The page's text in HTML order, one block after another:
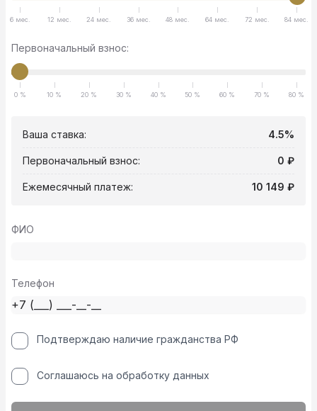
6 мес. 12 мес. 24 мес. 36 мес. 48 мес. 64 мес. 72 мес. 84 мес.
Первоначальный взнос:
0 % 10 % 20 % 30 % 40 % 50 % 60 % 70 % 80 %
Ваша ставка: 4.5%
Первоначальный взнос: 0 ₽
Ежемесячный платеж: 10 149 ₽
ФИО
Телефон
Подтверждаю наличие гражданства РФ
Соглашаюсь на обработку данных